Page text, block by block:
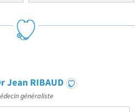
Jean RIBAUD
généraliste